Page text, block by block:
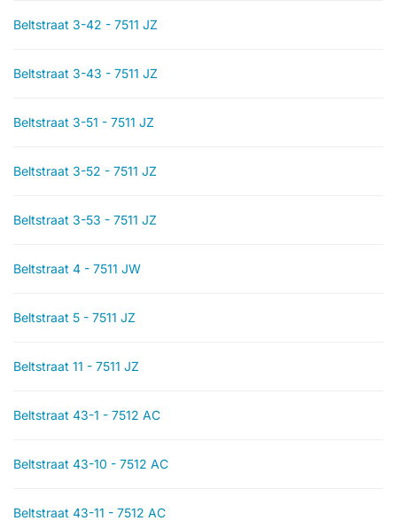
Beltstraat 3-42 - 7511 JZ
Beltstraat 3-43 - 7511 JZ
Beltstraat 3-51 - 7511 JZ
Beltstraat 3-52 - 7511 JZ
Beltstraat 3-53 - 7511 JZ
Beltstraat 4 - 7511 JW
Beltstraat 5 - 7511 JZ
Beltstraat 11 - 7511 JZ
Beltstraat 43-1 - 7512 AC
Beltstraat 43-10 - 7512 AC
Beltstraat 43-11 - 7512 AC